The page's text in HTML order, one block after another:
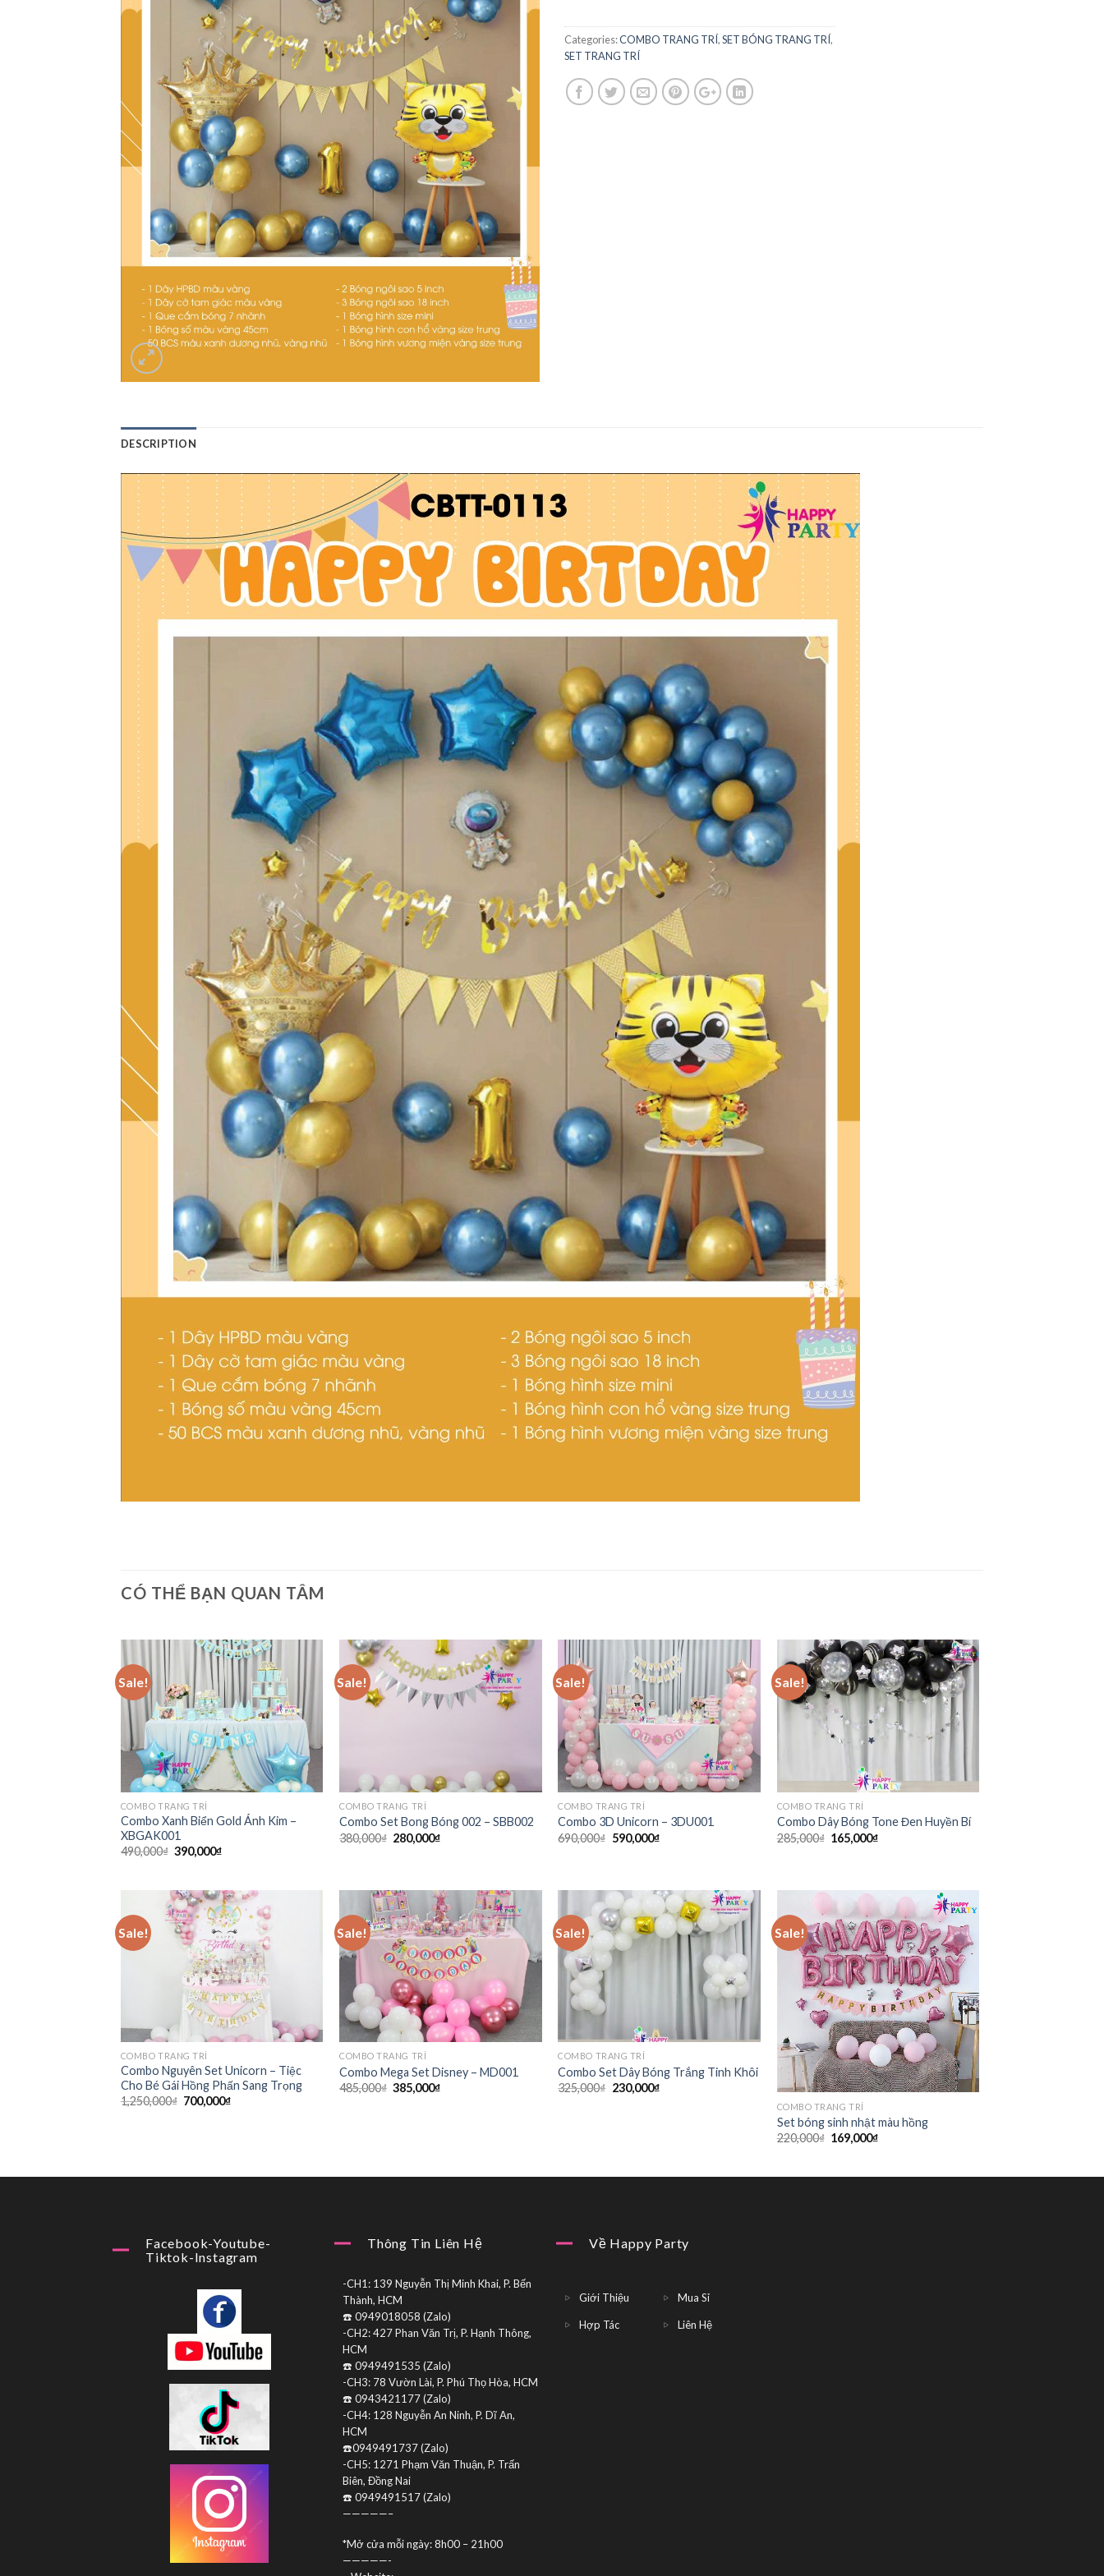
Categories:COMBO TRANG TRÍ,SET BÓNG TRANG TRÍ,
SET TRANG TRÍ
DESCRIPTION
CÓ THỂ BẠN QUAN TÂM
Sale!
COMBO TRANG TRÍ
Combo Xanh Biển Gold Ánh Kim –
XBGAK001
490,000₫ 390,000₫
Sale!
COMBO TRANG TRÍ
Combo Set Bong Bóng 002 – SBB002
380,000₫ 280,000₫
Sale!
COMBO TRANG TRÍ
Combo 3D Unicorn – 3DU001
690,000₫ 590,000₫
Sale!
COMBO TRANG TRÍ
Combo Dây Bóng Tone Đen Huyền Bí
285,000₫ 165,000₫
Sale!
COMBO TRANG TRÍ
Combo Nguyên Set Unicorn – Tiệc
Cho Bé Gái Hồng Phấn Sang Trọng
1,250,000₫ 700,000₫
Sale!
COMBO TRANG TRÍ
Combo Mega Set Disney – MD001
485,000₫ 385,000₫
Sale!
COMBO TRANG TRÍ
Combo Set Dây Bóng Trắng Tinh Khôi
325,000₫ 230,000₫
Sale!
COMBO TRANG TRÍ
Set bóng sinh nhật màu hồng
220,000₫ 169,000₫
Facebook-Youtube-
Tiktok-Instagram
Thông Tin Liên Hệ
-CH1: 139 Nguyễn Thị Minh Khai, P. Bến
Thành, HCM
☎️ 0949018058 (Zalo)
-CH2: 427 Phan Văn Trị, P. Hạnh Thông,
HCM
☎️ 0949491535 (Zalo)
-CH3: 78 Vườn Lài, P. Phú Thọ Hòa, HCM
☎️ 0943421177 (Zalo)
-CH4: 128 Nguyễn An Ninh, P. Dĩ An,
HCM
☎️0949491737 (Zalo)
-CH5: 1271 Phạm Văn Thuận, P. Trấn
Biên, Đồng Nai
☎️ 0949491517 (Zalo)
—————–
*Mở cửa mỗi ngày: 8h00 – 21h00
—————-
Về Happy Party
Giới Thiệu Mua Sỉ
Hợp Tác Liên Hệ